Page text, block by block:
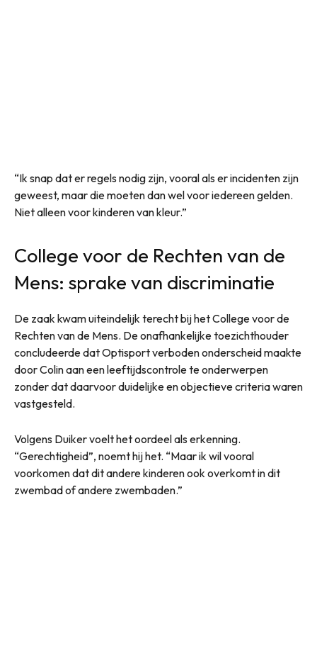
“Ik snap dat er regels nodig zijn, vooral als er incidenten zijn
geweest, maar die moeten dan wel voor iedereen gelden.
Niet alleen voor kinderen van kleur.”
College voor de Rechten van de
Mens: sprake van discriminatie
De zaak kwam uiteindelijk terecht bij het College voor de
Rechten van de Mens. De onafhankelijke toezichthouder
concludeerde dat Optisport verboden onderscheid maakte
door Colin aan een leeftijdscontrole te onderwerpen
zonder dat daarvoor duidelijke en objectieve criteria waren
vastgesteld.
Volgens Duiker voelt het oordeel als erkenning.
“Gerechtigheid”, noemt hij het. “Maar ik wil vooral
voorkomen dat dit andere kinderen ook overkomt in dit
zwembad of andere zwembaden.”